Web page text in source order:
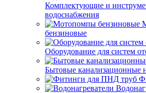
Комплектующие и
водоснабжения
бензиновые
Оборудование для систем
Бытовые канализационные